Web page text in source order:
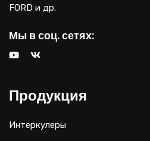
FORD и др.
Мы в соц. сетях:
Продукция
Интеркулеры